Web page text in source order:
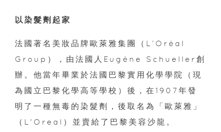
以染髮劑起家
法國著名美妝品牌歐萊雅集團（L’Oréal
Group），由法國人Eugène Schueller創
辦。他當年畢業於法國巴黎實用化學學院（現
為國立巴黎化學高等學校）後，在1907年發
明了一種無毒的染髮劑，後取名為「歐萊雅」
（L'Oreal）並賣給了巴黎美容沙龍。